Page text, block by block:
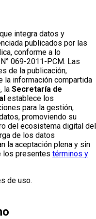
integra datos y
publicados por las
conforme a lo
069-2011-PCM. Las
de la publicación,
la información compartida
la Secretaría de
establece los
para la gestión,
promoviendo su
del ecosistema digital del
de los datos
la aceptación plena y sin
los presentes términos y
de uso.